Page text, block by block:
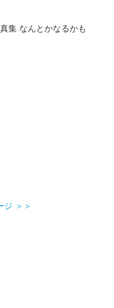
集 なんとかなるかも
ジ ＞＞